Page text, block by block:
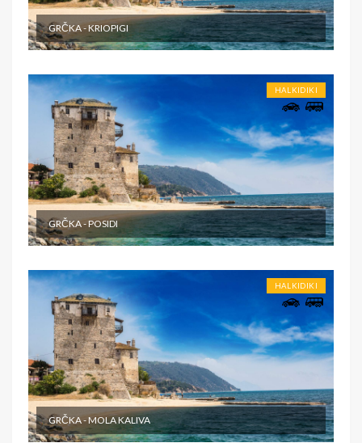
GRČKA - KRIOPIGI
HALKIDIKI
GRČKA - POSIDI
HALKIDIKI
GRČKA - MOLA KALIVA